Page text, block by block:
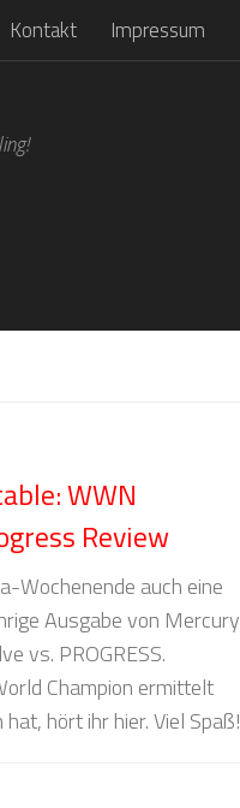
Kontakt Impressum
WWN
Review
Wochenende auch eine
Ausgabe von Mercury
vs. PROGRESS.
Champion ermittelt
hört ihr hier. Viel Spaß!